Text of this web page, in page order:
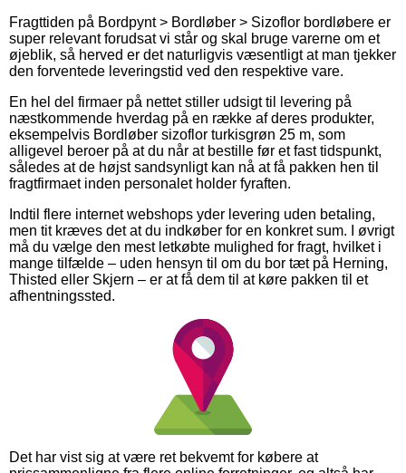
Fragttiden på Bordpynt > Bordløber > Sizoflor bordløbere er
super relevant forudsat vi står og skal bruge varerne om et
øjeblik, så herved er det naturligvis væsentligt at man tjekker
den forventede leveringstid ved den respektive vare.
En hel del firmaer på nettet stiller udsigt til levering på
næstkommende hverdag på en række af deres produkter,
eksempelvis Bordløber sizoflor turkisgrøn 25 m, som
alligevel beroer på at du når at bestille før et fast tidspunkt,
således at de højst sandsynligt kan nå at få pakken hen til
fragtfirmaet inden personalet holder fyraften.
Indtil flere internet webshops yder levering uden betaling,
men tit kræves det at du indkøber for en konkret sum. I øvrigt
må du vælge den mest letkøbte mulighed for fragt, hvilket i
mange tilfælde – uden hensyn til om du bor tæt på Herning,
Thisted eller Skjern – er at få dem til at køre pakken til et
afhentningssted.
Det har vist sig at være ret bekvemt for købere at